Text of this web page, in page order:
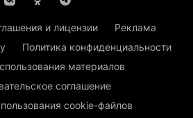
и лицензии
Реклама
Политика конфиденциальности
материалов
соглашение
cookie-файлов